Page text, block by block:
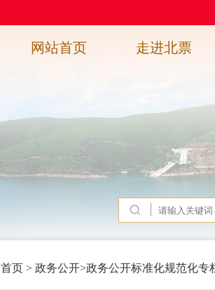
网站首页 走进北票
首页 > 政务公开>政务公开标准化规范化专